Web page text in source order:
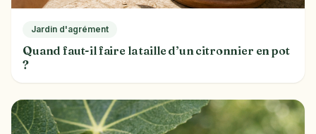
Jardin d'agrément
Quand faut-il faire la taille d’un citronnier en pot
?